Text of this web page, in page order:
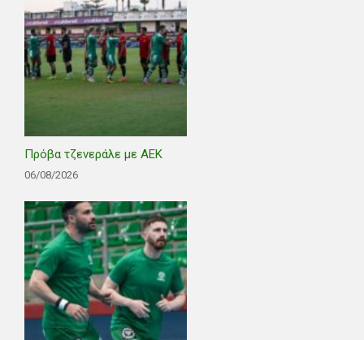
Πρόβα τζενεράλε με ΑΕΚ
06/08/2026